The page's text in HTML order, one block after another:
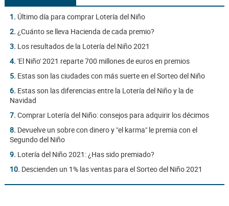
1. Último día para comprar Lotería del Niño
2. ¿Cuánto se lleva Hacienda de cada premio?
3. Los resultados de la Lotería del Niño 2021
4. 'El Niño' 2021 reparte 700 millones de euros en premios
5. Estas son las ciudades con más suerte en el Sorteo del Niño
6. Estas son las diferencias entre la Lotería del Niño y la de
Navidad
7. Comprar Lotería del Niño: consejos para adquirir los décimos
8. Devuelve un sobre con dinero y "el karma" le premia con el
Segundo del Niño
9. Lotería del Niño 2021: ¿Has sido premiado?
10. Descienden un 1% las ventas para el Sorteo del Niño 2021